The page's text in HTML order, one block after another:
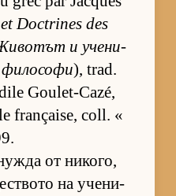
Doctrines des
и уче­ни­
), trad.
Goulet-Cazé,
française, coll. «
от ни­ко­го,
на уче­ни­